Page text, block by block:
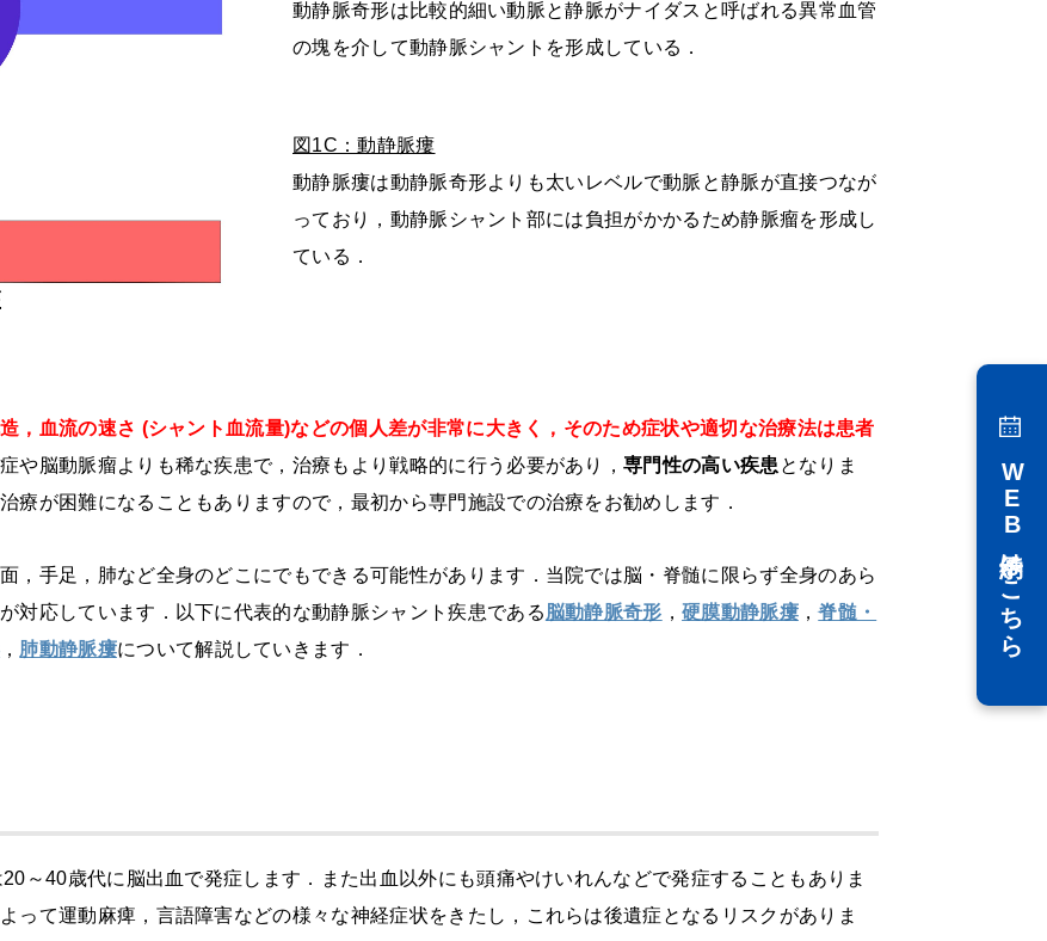
動静脈奇形は比較的細い動脈と静脈がナイダスと呼ばれる異常血管
の塊を介して動静脈シャントを形成している．
図1C：動静脈瘻
動静脈瘻は動静脈奇形よりも太いレベルで動脈と静脈が直接つなが
っており，動静脈シャント部には負担がかかるため静脈瘤を形成し
ている．
，血流の速さ (シャント血流量)などの個人差が非常に大きく，そのため症状や適切な治療法は患者
や脳動脈瘤よりも稀な疾患で，治療もより戦略的に行う必要があり，専門性の高い疾患 となりま
療が困難になることもありますので，最初から専門施設での治療をお勧めします．
，手足，肺など全身のどこにでもできる可能性があります．当院では脳・脊髄に限らず全身のあら
対応しています．以下に代表的な動静脈シャント疾患である脳動静脈奇形 ，硬膜動静脈瘻，脊髄・
， 肺動静脈瘻について解説していきます．
20 ～40歳代に脳出血で発症します．また出血以外にも頭痛やけいれんなどで発症することもありま
って運動麻痺，言語障害などの様々な神経症状をきたし，これらは後遺症となるリスクがありま
WEB予約はこちら